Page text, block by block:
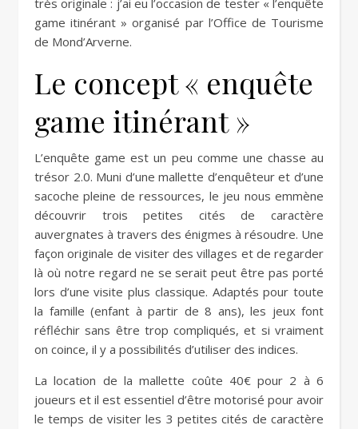
très originale : j’ai eu l’occasion de tester « l’enquête
game itinérant » organisé par l’Office de Tourisme
de Mond’Arverne.
Le concept « enquête
game itinérant »
L’enquête game est un peu comme une chasse au
trésor 2.0. Muni d’une mallette d’enquêteur et d’une
sacoche pleine de ressources, le jeu nous emmène
découvrir trois petites cités de caractère
auvergnates à travers des énigmes à résoudre. Une
façon originale de visiter des villages et de regarder
là où notre regard ne se serait peut être pas porté
lors d’une visite plus classique. Adaptés pour toute
la famille (enfant à partir de 8 ans), les jeux font
réfléchir sans être trop compliqués, et si vraiment
on coince, il y a possibilités d’utiliser des indices.
La location de la mallette coûte 40€ pour 2 à 6
joueurs et il est essentiel d’être motorisé pour avoir
le temps de visiter les 3 petites cités de caractère